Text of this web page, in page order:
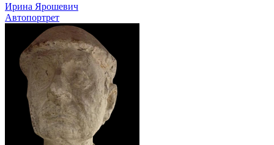
Ирина Ярошевич
Автопортрет